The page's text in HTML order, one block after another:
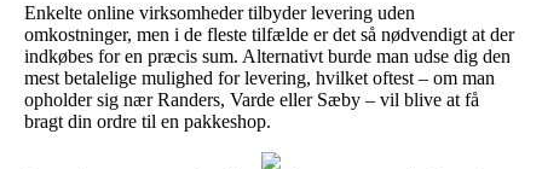
Enkelte online virksomheder tilbyder levering uden
omkostninger, men i de fleste tilfælde er det så nødvendigt at der
indkøbes for en præcis sum. Alternativt burde man udse dig den
mest betalelige mulighed for levering, hvilket oftest – om man
opholder sig nær Randers, Varde eller Sæby – vil blive at få
bragt din ordre til en pakkeshop.